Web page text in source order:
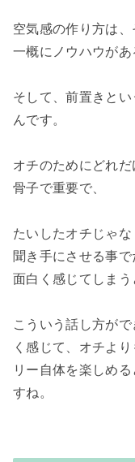
空気感の作り方は、
一概にノウハウがあ
そして、前置きと
んです。
オチのためにどれ
骨子で重要で、
たいしたオチじゃ
聞き手にさせる事
面白く感じてしまう
こういう話し方が
く感じて、オチよ
リー自体を楽しめ
すね。